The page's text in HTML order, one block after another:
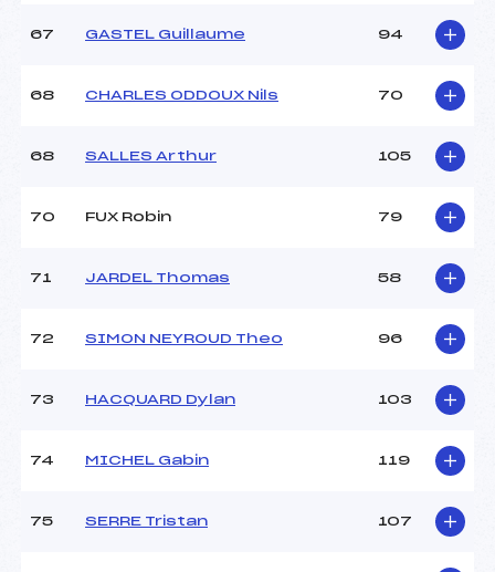
67 GASTEL Guillaume 94
68 CHARLES ODDOUX Nils 70
68 SALLES Arthur 105
70 FUX Robin 79
71 JARDEL Thomas 58
72 SIMON NEYROUD Theo 96
73 HACQUARD Dylan 103
74 MICHEL Gabin 119
75 SERRE Tristan 107